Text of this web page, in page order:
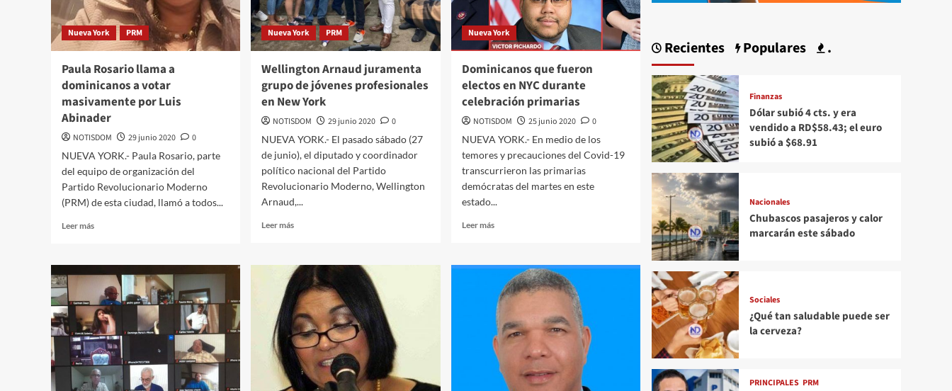
Nueva York PRM
Paula Rosario llama a
dominicanos a votar
masivamente por Luis
Abinader
NOTISDOM 29 junio 2020
0
NUEVA YORK.- Paula Rosario, parte
del equipo de organización del
Partido Revolucionario Moderno
(PRM) de esta ciudad, llamó a todos...
Leer más
Nueva York PRM
Wellington Arnaud juramenta
grupo de jóvenes profesionales
en New York
NOTISDOM 29 junio 2020
0
NUEVA YORK.- El pasado sábado (27
de junio), el diputado y coordinador
político nacional del Partido
Revolucionario Moderno, Wellington
Arnaud,...
Leer más
Nueva York
Dominicanos que fueron
electos en NYC durante
celebración primarias
NOTISDOM 25 junio 2020
0
NUEVA YORK.- En medio de los
temores y precauciones del Covid-19
transcurrieron las primarias
demócratas del martes en este
estado...
Leer más
Recientes Populares .
Finanzas
Dólar subió 4 cts. y era
vendido a RD$58.43; el euro
subió a $68.91
Nacionales
Chubascos pasajeros y calor
marcarán este sábado
Sociales
¿Qué tan saludable puede ser
la cerveza?
PRINCIPALES PRM